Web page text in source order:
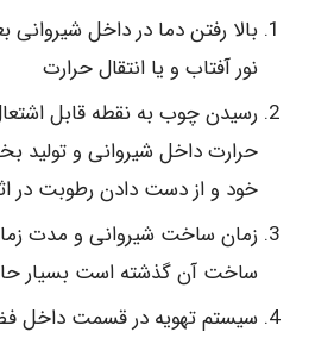
بالا رفتن دما در داخل
نور آفتاب و یا انتقال حرارت
رسیدن چوب به نقطه قابل اشتعال
حرارت داخل شیروانی و تولید
خود و از دست دادن رطوبت در
زمان ساخت شیروانی و مدت
ساخت آن گذشته است بسیار
سیستم تهویه در قسمت داخل